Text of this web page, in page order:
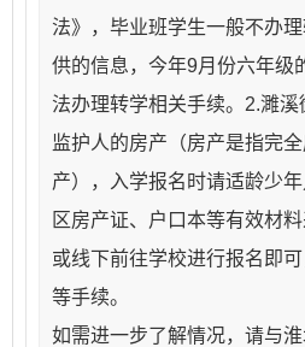
法》，毕业班学生一般不办
供的信息，今年9月份六年级
法办理转学相关手续。2.濉
监护人的房产（房产是指完
产），入学报名时请适龄少
区房产证、户口本等有效材
或线下前往学校进行报名即
等手续。
如需进一步了解情况，请与